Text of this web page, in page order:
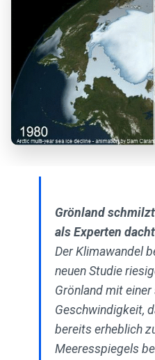
Grönland
als Experten
Der Klimawandel
neuen Studie
Grönland mit einer
Geschwindigkeit,
bereits erheblich
Meeresspiegels